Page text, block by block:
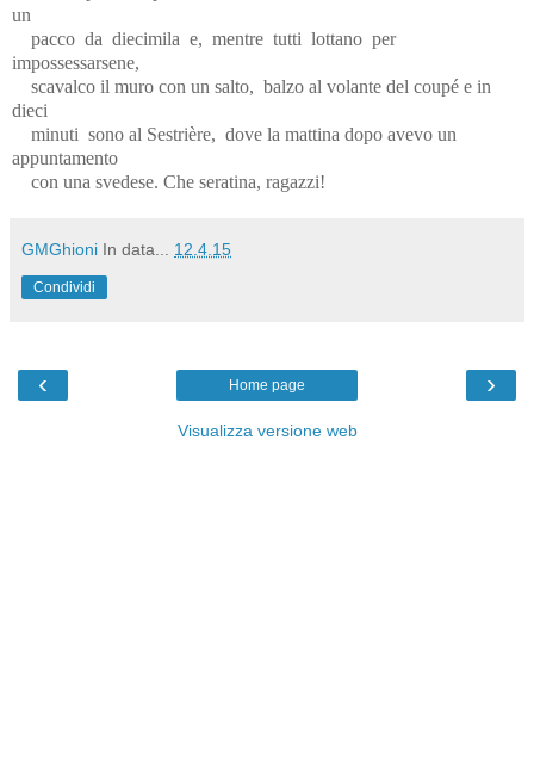
un
pacco da diecimila e, mentre tutti lottano per
impossessarsene,
scavalco il muro con un salto, balzo al volante del coupé e in
dieci
minuti sono al Sestrière, dove la mattina dopo avevo un
appuntamento
con una svedese. Che seratina, ragazzi!
GMGhioni In data... 12.4.15
Condividi
‹ ›
Home page
Visualizza versione web